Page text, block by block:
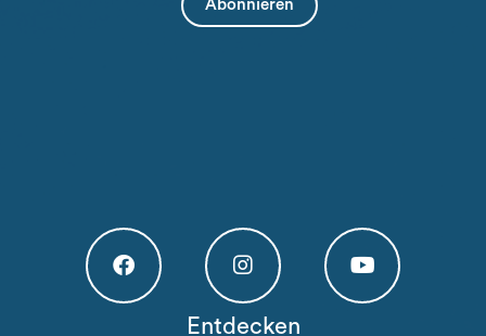
Högakusten Facebook (opens in a new tab)
Högakusten Instagram (opens in a
Entdecken